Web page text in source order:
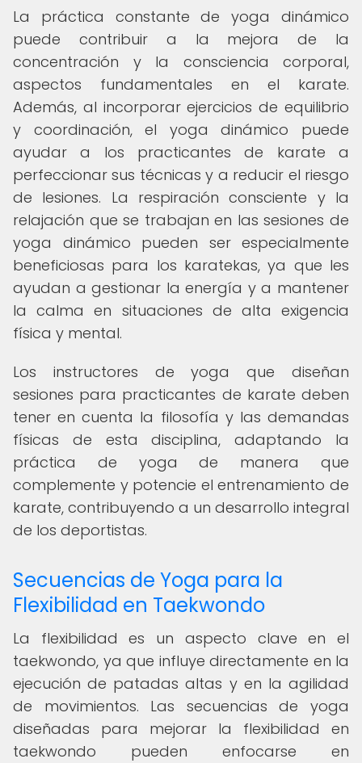
La práctica constante de yoga dinámico
puede contribuir a la mejora de la
concentración y la consciencia corporal,
aspectos fundamentales en el karate.
Además, al incorporar ejercicios de equilibrio
y coordinación, el yoga dinámico puede
ayudar a los practicantes de karate a
perfeccionar sus técnicas y a reducir el riesgo
de lesiones. La respiración consciente y la
relajación que se trabajan en las sesiones de
yoga dinámico pueden ser especialmente
beneficiosas para los karatekas, ya que les
ayudan a gestionar la energía y a mantener
la calma en situaciones de alta exigencia
física y mental.
Los instructores de yoga que diseñan
sesiones para practicantes de karate deben
tener en cuenta la filosofía y las demandas
físicas de esta disciplina, adaptando la
práctica de yoga de manera que
complemente y potencie el entrenamiento de
karate, contribuyendo a un desarrollo integral
de los deportistas.
Secuencias de Yoga para la
Flexibilidad en Taekwondo
La flexibilidad es un aspecto clave en el
taekwondo, ya que influye directamente en la
ejecución de patadas altas y en la agilidad
de movimientos. Las secuencias de yoga
diseñadas para mejorar la flexibilidad en
taekwondo pueden enfocarse en